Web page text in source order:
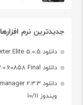
جدیدترین نرم افزارها
دانلود PDF Converter Elite 5.0.5 تبدیل PDF به Word
دانلود Artisteer 4.3.0.60858 Final طراحی قالب سایت
ویندوز 10/11